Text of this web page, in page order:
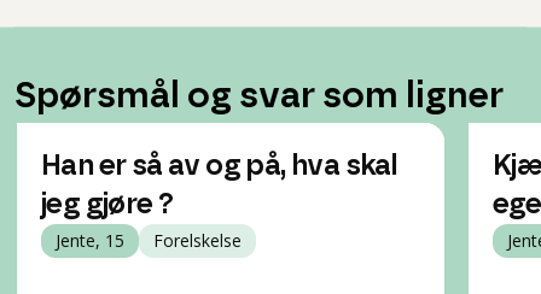
Spørsmål og svar som ligner
Han er så av og på, hva skal
jeg gjøre ?
Jente, 15 Forelskelse